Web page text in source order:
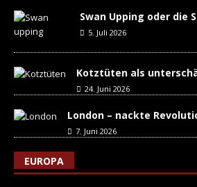
Swan Upping oder die
5. Juli 2026
Kotztüten als
24. Juni 2026
London – nackte
7. Juni 2026
EUROPA